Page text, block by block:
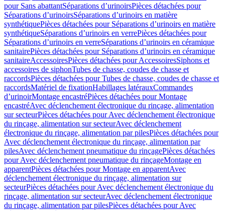
pour Sans abattantSéparations d’urinoirsPièces détachées pour
Séparations d’urinoirsSéparations d’urinoirs en matière
synthétiquePièces détachées pour Séparations d’urinoirs en matière
synthétiqueSéparations d’urinoirs en verrePièces détachées pour
Séparations d’urinoirs en verreSéparations d’urinoirs en céramique
sanitairePièces détachées pour Séparations d’urinoirs en céramique
sanitaireAccessoiresPièces détachées pour AccessoiresSiphons et
accessoires de siphonTubes de chasse, coudes de chasse et
raccordsPièces détachées pour Tubes de chasse, coudes de chasse et
raccordsMatériel de fixationHabillages latérauxCommandes
dʼurinoirMontage encastréPièces détachées pour Montage
encastréAvec déclenchement électronique du rinçage, alimentation
sur secteurPièces détachées pour Avec déclenchement électronique
du rinçage, alimentation sur secteurAvec déclenchement
électronique du rinçage, alimentation par pilesPièces détachées pour
Avec déclenchement électronique du rinçage, alimentation par
pilesAvec déclenchement pneumatique du rinçagePièces détachées
pour Avec déclenchement pneumatique du rinçageMontage en
apparentPièces détachées pour Montage en apparentAvec
déclenchement électronique du rinçage, alimentation sur
secteurPièces détachées pour Avec déclenchement électronique du
rinçage, alimentation sur secteurAvec déclenchement électronique
du rinçage, alimentation par pilesPièces détachées pour Avec